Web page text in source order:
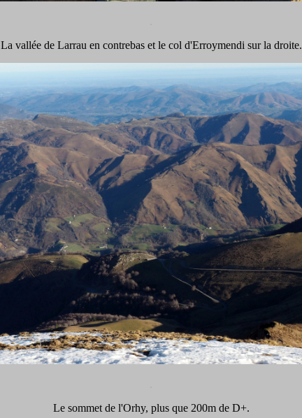
La vallée de Larrau en contrebas et le col d'Erroymendi sur la droite.
Le sommet de l'Orhy, plus que 200m de D+.